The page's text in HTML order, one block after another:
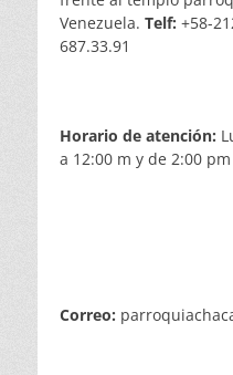
Venezuela. Telf: +58-
687.33.91
Horario de atención:
a 12:00 m y de 2:00
Correo: